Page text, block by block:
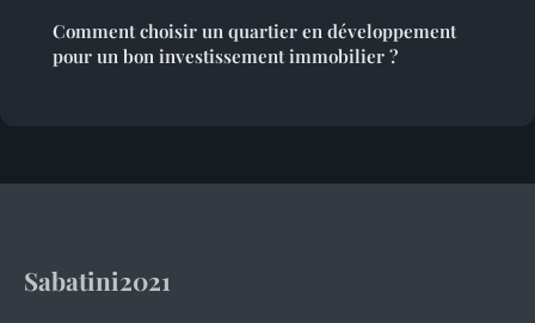
Comment choisir un quartier en développement
pour un bon investissement immobilier ?
Sabatini2021